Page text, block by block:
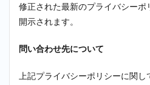
修正された最新のプライバシー
開示されます。
問い合わせ先について
上記プライバシーポリシーに関